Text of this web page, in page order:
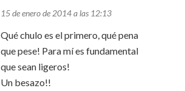
15 de enero de 2014 a las 12:13
Qué chulo es el primero, qué pena
que pese! Para mí es fundamental
que sean ligeros!
Un besazo!!